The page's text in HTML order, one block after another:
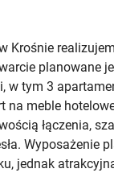
Krośnie
planowane
w tym 3
na meble
łączenia,
Wyposażenie
jednak